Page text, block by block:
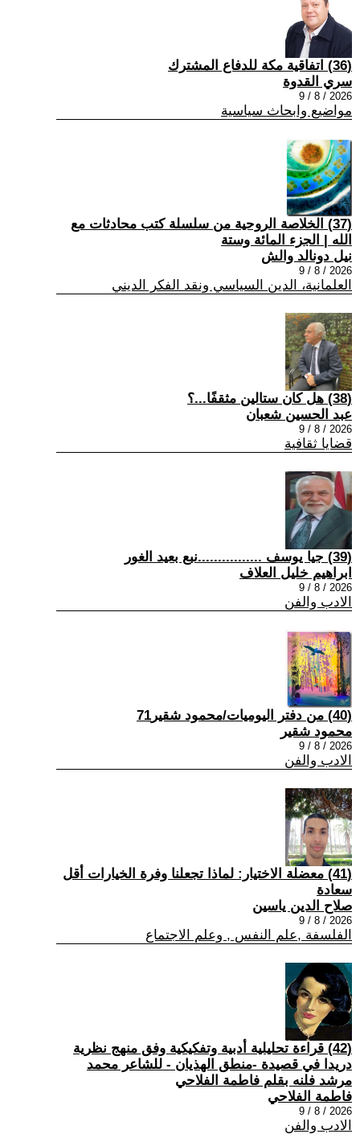
(36) اتفاقية مكة للدفاع المشترك
سري القدوة
2026 / 8 / 9
مواضيع وابحاث سياسية
(37) الخلاصة الروحية من سلسلة كتب محادثات مع
الله | الجزء المائة وستة
نيل دونالد والش
2026 / 8 / 9
العلمانية، الدين السياسي ونقد الفكر الديني
(38) هل كان ستالين مثقفًا...؟
عبد الحسين شعبان
2026 / 8 / 9
قضايا ثقافية
(39) جيا يوسف ................نبع بعيد الغور
ابراهيم خليل العلاف
2026 / 8 / 9
الادب والفن
(40) من دفتر اليوميات/محمود شقير71
محمود شقير
2026 / 8 / 9
الادب والفن
(41) معضلة الاختيار: لماذا تجعلنا وفرة الخيارات أقل
سعادة
صلاح الدين ياسين
2026 / 8 / 9
الفلسفة ,علم النفس , وعلم الاجتماع
(42) قراءة تحليلية أدبية وتفكيكية وفق منهج نظرية
دريدا في قصيدة -منطق الهذيان - للشاعر محمد
مرشد فلنه بقلم فاطمة الفلاحي
فاطمة الفلاحي
2026 / 8 / 9
الادب والفن